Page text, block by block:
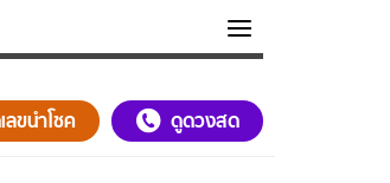
ความรู้รอบตัว
ฮาวทู
ลขนำโชค ดูดวงสด